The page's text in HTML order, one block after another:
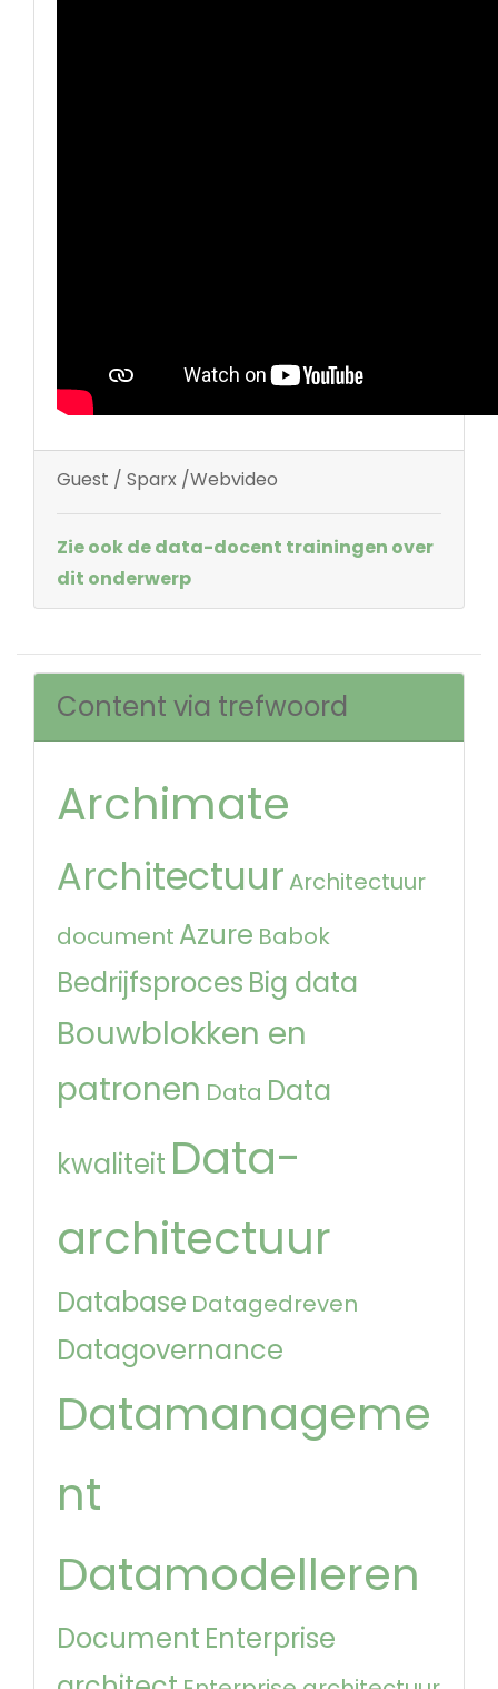
Guest / Sparx /Webvideo
Zie ook de data-docent trainingen over
dit onderwerp
Content via trefwoord
Archimate
Architectuur Architectuur
document Azure Babok
Bedrijfsproces Big data
Bouwblokken en
patronen Data Data
kwaliteit Data-
architectuur
Database Datagedreven
Datagovernance
Datamanageme
nt
Datamodelleren
Document Enterprise